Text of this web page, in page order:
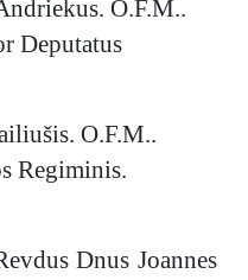
O.F.M..
O.F.M..
Dnus Joannes